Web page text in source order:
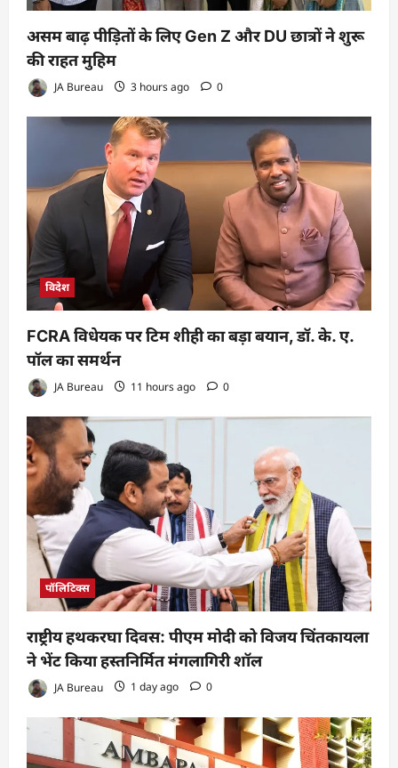
असम बाढ़ पीड़ितों के लिए Gen Z और DU छात्रों ने शुरू
की राहत मुहिम
JA Bureau 3 hours ago 0
विदेश
FCRA विधेयक पर टिम शीही का बड़ा बयान, डॉ. के. ए.
पॉल का समर्थन
JA Bureau 11 hours ago 0
पॉलिटिक्स
राष्ट्रीय हथकरघा दिवस: पीएम मोदी को विजय चिंतकायला
ने भेंट किया हस्तनिर्मित मंगलागिरी शॉल
JA Bureau 1 day ago 0